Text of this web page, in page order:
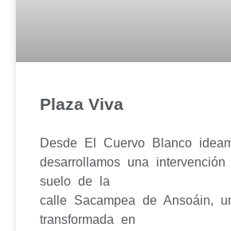
Plaza Viva
Desde El Cuervo Blanco
desarrollamos una
suelo de la
calle Sacampea de Ansoáin,
transformada en